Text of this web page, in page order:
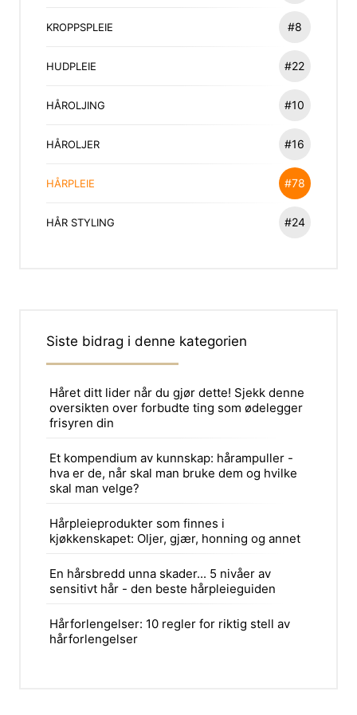
KROPPSPLEIE #8
HUDPLEIE #22
HÅROLJING #10
HÅROLJER #16
HÅRPLEIE #78
HÅR STYLING #24
Siste bidrag i denne kategorien
Håret ditt lider når du gjør dette! Sjekk denne
oversikten over forbudte ting som ødelegger
frisyren din
Et kompendium av kunnskap: hårampuller -
hva er de, når skal man bruke dem og hvilke
skal man velge?
Hårpleieprodukter som finnes i
kjøkkenskapet: Oljer, gjær, honning og annet
En hårsbredd unna skader... 5 nivåer av
sensitivt hår - den beste hårpleieguiden
Hårforlengelser: 10 regler for riktig stell av
hårforlengelser